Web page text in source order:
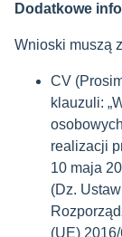
Dodatkowe
Wnioski muszą
CV
klauzuli:
realizacji
10 maja
(Dz.
(UE)